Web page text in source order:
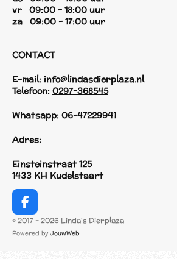
vr 09:00 - 18:00 uur
za 09:00 - 17:00 uur
CONTACT
E-mail: info@lindasdierplaza.nl
Telefoon: 0297-368545
Whatsapp: 06-47229941
Adres:
Einsteinstraat 125
1433 KH Kudelstaart
F
a
c
© 2017 - 2026 Linda's Dierplaza
Powered by JouwWeb